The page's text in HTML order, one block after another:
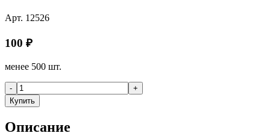
Арт. 12526
100 ₽
менее 500 шт.
-
+
Купить
Описание